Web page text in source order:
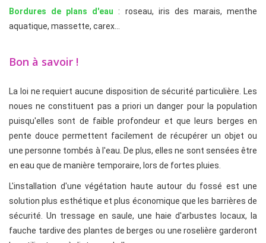
Bordures de plans d'eau : roseau, iris des marais, menthe
aquatique, massette, carex…
Bon à savoir !
La loi ne requiert aucune disposition de sécurité particulière. Les
noues ne constituent pas a priori un danger pour la population
puisqu'elles sont de faible profondeur et que leurs berges en
pente douce permettent facilement de récupérer un objet ou
une personne tombés à l'eau. De plus, elles ne sont sensées être
en eau que de manière temporaire, lors de fortes pluies.
L'installation d'une végétation haute autour du fossé est une
solution plus esthétique et plus économique que les barrières de
sécurité. Un tressage en saule, une haie d'arbustes locaux, la
fauche tardive des plantes de berges ou une roselière garderont